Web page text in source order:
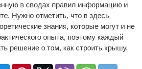
в сводах правил информацию и
Нужно отметить, что в здесь
знания, которые могут и не
опыта, поэтому каждый
решение о том, как строить крышу.